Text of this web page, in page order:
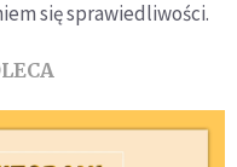
się sprawiedliwości.